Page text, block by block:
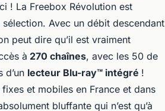
! La Freebox Révolution est
Avec un débit descendant
peut dire qu’il est vraiment
à 270 chaînes, avec les 50 de
d’un lecteur Blu-ray™ intégré !
et mobiles en France et dans
bluffante qui n’est qu’à